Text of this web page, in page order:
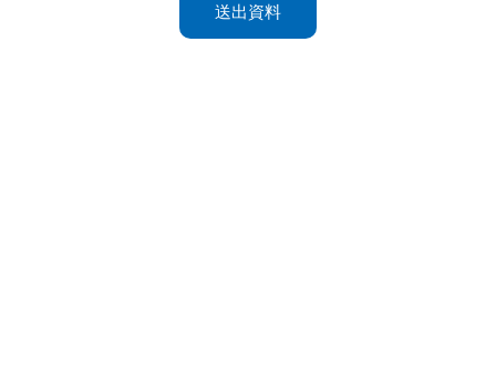
送出資料